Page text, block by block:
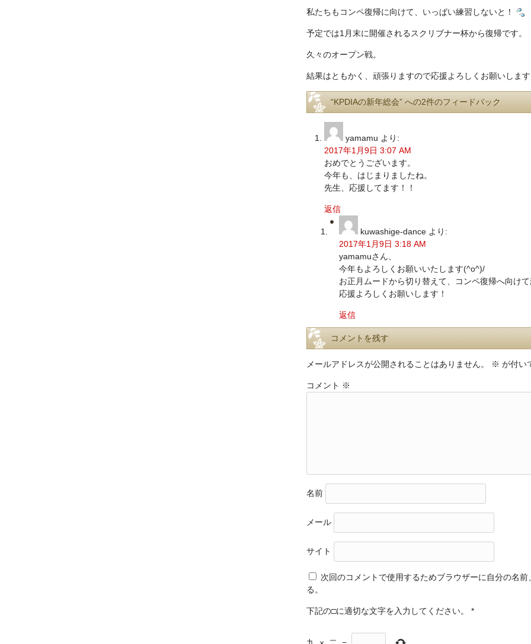
私たちもコンペ復帰に向けて、いっぱい練習しないと！
予定では1月末に開催されるスクリブナー杯から復帰です。
久々のオープン戦。
結果はともかく、頑張りますので応援よろしくお願いします
“KPDIAの新年総会” への2件のフィードバック
yamamu より:
2017年1月9日 3:07 AM
おめでとうございます。
今年も、はじまりましたね。
先生、応援してます！！
返信
kuwashige-dance より:
2017年1月9日 3:18 AM
yamamuさん、
今年もよろしくお願いいたします(^o^)/
お正月ムードから切り替えて、コンペ復帰へ向けて
応援よろしくお願いします！
返信
コメントを残す
メールアドレスが公開されることはありません。 ※ が付い
コメント ※
名前
メール
サイト
次回のコメントで使用するためブラウザーに自分の名
る。
下記の□に適切な文字を入力してください。 *